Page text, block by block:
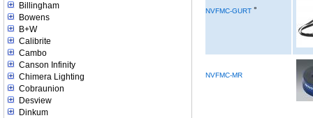
Billingham
Bowens
B+W
Calibrite
Cambo
Canson Infinity
Chimera Lighting
Cobraunion
Desview
Dinkum
NVFMC-GURT °
NVFMC-MR